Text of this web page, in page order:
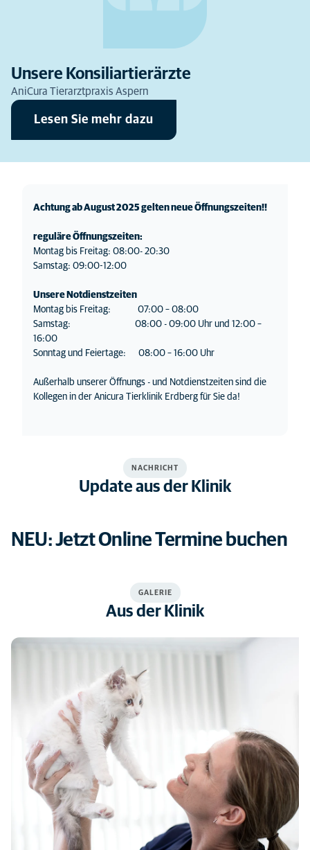
Unsere Konsiliartierärzte
AniCura Tierarztpraxis Aspern
Lesen Sie mehr dazu
Achtung ab August 2025 gelten neue Öffnungszeiten!!
reguläre Öffnungszeiten:
Montag bis Freitag: 08:00- 20:30
Samstag: 09:00-12:00
Unsere Notdienstzeiten
Montag bis Freitag: 07:00 – 08:00
Samstag: 08:00 - 09:00 Uhr und 12:00 –
16:00
Sonntag und Feiertage: 08:00 – 16:00 Uhr
Außerhalb unserer Öffnungs - und Notdienstzeiten sind die
Kollegen in der Anicura Tierklinik Erdberg für Sie da!
NACHRICHT
Update aus der Klinik
NEU: Jetzt Online Termine buchen
GALERIE
Aus der Klinik